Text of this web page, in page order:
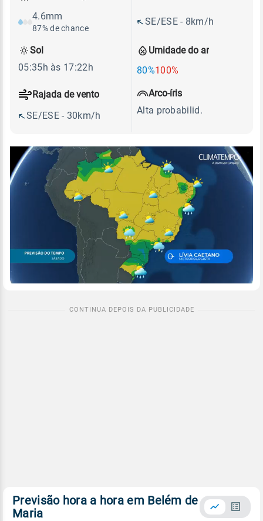
4.6mm
87% de chance
Umidade do ar
80%100%
SE/ESE - 8km/h
Rajada de vento
SE/ESE - 30km/h
Sol
05:35h às 17:22h
Arco-íris
Alta probabilid.
Previsão hora a hora em Belém de
Maria